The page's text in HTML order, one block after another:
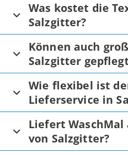
Was kostet die
Salzgitter?
Können auch
Salzgitter
Wie flexibel ist
Lieferservice in
Liefert
von Salzgitter?